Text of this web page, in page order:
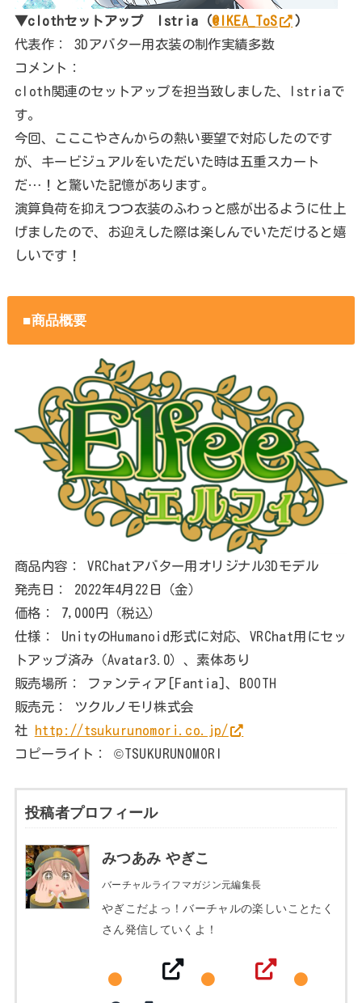
▼clothセットアップ Istria（@IKEA_ToS
）
代表作： 3Dアバター用衣装の制作実績多数
コメント：
cloth関連のセットアップを担当致しました、Istriaで
す。
今回、こここやさんからの熱い要望で対応したのです
が、キービジュアルをいただいた時は五重スカート
だ…！と驚いた記憶があります。
演算負荷を抑えつつ衣装のふわっと感が出るように仕上
げましたので、お迎えした際は楽しんでいただけると嬉
しいです！
■商品概要
商品内容： VRChatアバター用オリジナル3Dモデル
発売日： 2022年4月22日（金）
価格： 7,000円（税込）
仕様： UnityのHumanoid形式に対応、VRChat用にセッ
トアップ済み（Avatar3.0）、素体あり
販売場所： ファンティア[Fantia]、BOOTH
販売元： ツクルノモリ株式会
社 http://tsukurunomori.co.jp/
コピーライト： ©TSUKURUNOMORI
投稿者プロフィール
みつあみ やぎこ
バーチャルライフマガジン元編集長
やぎこだよっ！バーチャルの楽しいことたく
さん発信していくよ！